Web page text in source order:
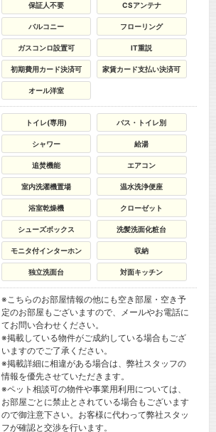
保証人不要 CSアンテナ
バルコニー フローリング
ガスコンロ設置可 IT重説
初期費用カード決済可 家賃カード支払い決済可
オール洋室
トイレ(専用) バス・トイレ別
シャワー 給湯
追焚機能 エアコン
室内洗濯機置場 温水洗浄便座
浴室乾燥機 クローゼット
シューズボックス 洗髪洗面化粧台
モニタ付インターホン 収納
独立洗面台 対面キッチン
※こちらのお部屋情報の他にも空き部屋・空き予
定のお部屋もございますので、メールやお電話に
てお問い合わせください。
※掲載している物件がご成約している場合もござ
いますのでご了承ください。
※掲載詳細に相違がある場合は、弊社スタッフの
情報を優先させていただきます。
※ペット相談可の物件や事業用利用については、
お部屋ごとに禁止とされている場合もございます
ので御注意下さい。お客様に代わって弊社スタッ
フが確認と交渉を行います。